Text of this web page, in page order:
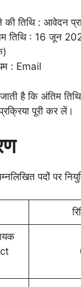
तिथि : आवेदन
तिथि : 16 जून
: Email
जाती है कि अंतिम
पूरी कर लें।
पदों पर